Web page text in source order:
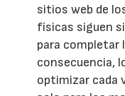
sitios web de
físicas siguen
para completar
consecuencia,
optimizar cada